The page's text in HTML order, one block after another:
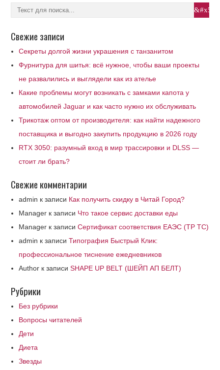
Свежие записи
Секреты долгой жизни украшения с танзанитом
Фурнитура для шитья: всё нужное, чтобы ваши проекты
не развалились и выглядели как из ателье
Какие проблемы могут возникать с замками капота у
автомобилей Jaguar и как часто нужно их обслуживать
Трикотаж оптом от производителя: как найти надежного
поставщика и выгодно закупить продукцию в 2026 году
RTX 3050: разумный вход в мир трассировки и DLSS —
стоит ли брать?
Свежие комментарии
admin к записи Как получить скидку в Читай Город?
Manager к записи Что такое сервис доставки еды
Manager к записиСертификат соответствия ЕАЭС (ТР ТС)
admin к записиТипография Быстрый Клик:
профессиональное тиснение ежедневников
Author к записиSHAPE UP BELT (ШЕЙП АП БЕЛТ)
Рубрики
Без рубрики
Вопросы читателей
Дети
Диета
Звезды